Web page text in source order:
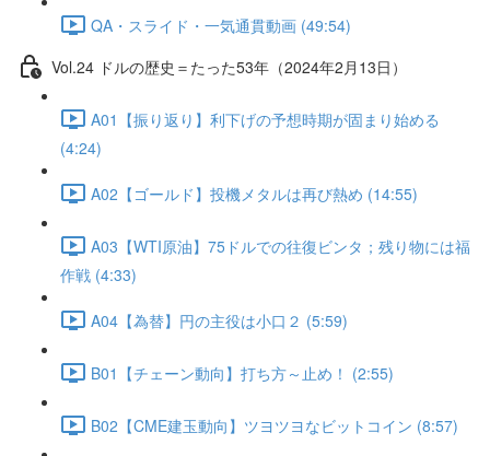
QA・スライド・一気通貫動画 (49:54)
Vol.24 ドルの歴史＝たった53年（2024年2月13日）
A01【振り返り】利下げの予想時期が固まり始める
(4:24)
A02【ゴールド】投機メタルは再び熱め (14:55)
A03【WTI原油】75ドルでの往復ビンタ；残り物には福
作戦 (4:33)
A04【為替】円の主役は小口２ (5:59)
B01【チェーン動向】打ち方～止め！ (2:55)
B02【CME建玉動向】ツヨツヨなビットコイン (8:57)